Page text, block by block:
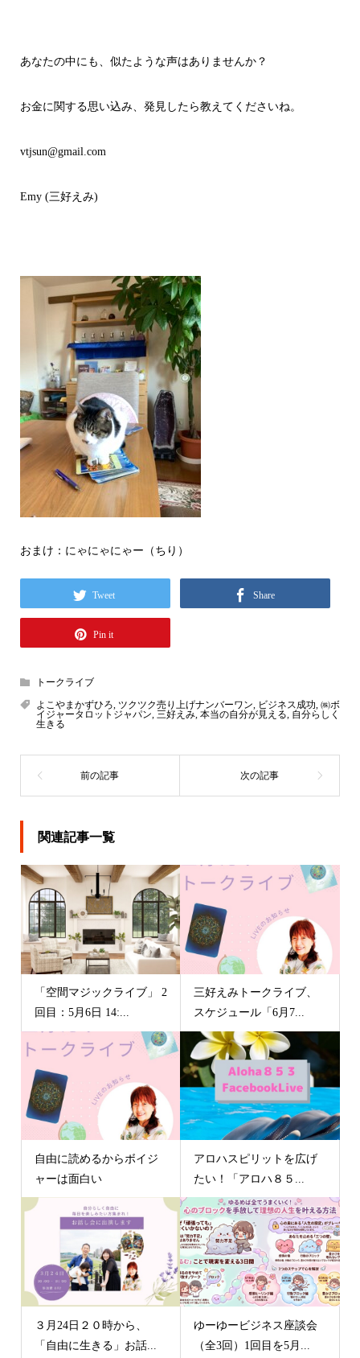
あなたの中にも、似たような声はありませんか？
お金に関する思い込み、発見したら教えてくださいね。
vtjsun@gmail.com
Emy (三好えみ)
おまけ：にゃにゃにゃー（ちり）
Tweet Share
Pin it
トークライブ
よこやまかずひろ, ツクツク売り上げナンバーワン, ビジネス成功, ㈱ボ
イジャータロットジャパン, 三好えみ, 本当の自分が見える, 自分らしく
生きる
関連記事一覧
「空間マジックライブ」 2
回目：5月6日 14:...
三好えみトークライブ、
スケジュール「6月7...
自由に読めるからボイジ
ャーは面白い
アロハスピリットを広げ
たい！「アロハ８５...
３月24日２０時から、
「自由に生きる」お話...
ゆーゆービジネス座談会
（全3回）1回目を5月...